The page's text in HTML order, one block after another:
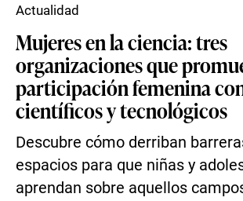
Mujeres en la ciencia: tres
organizaciones que
participación femenina
científicos y tecnológicos
Descubre cómo derriban
espacios para que niñas y
aprendan sobre aquellos
Actualidad